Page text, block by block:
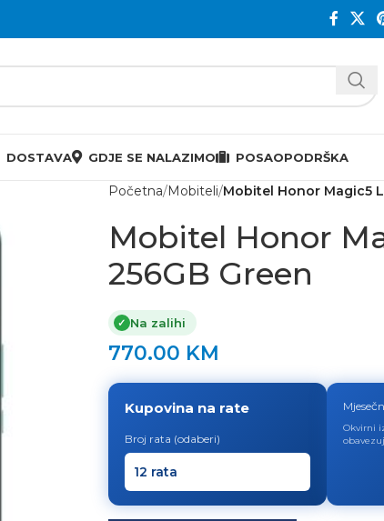
DOSTAVA GDJE SE NALAZIMO POSAOPODRŠKA
Početna Mobiteli Mobitel Honor Magic5
Mobitel Honor
256GB Green
✓ Na zalihi
770.00 KM
Kupovina na rate
Broj rata (odaberi)
Okvirni